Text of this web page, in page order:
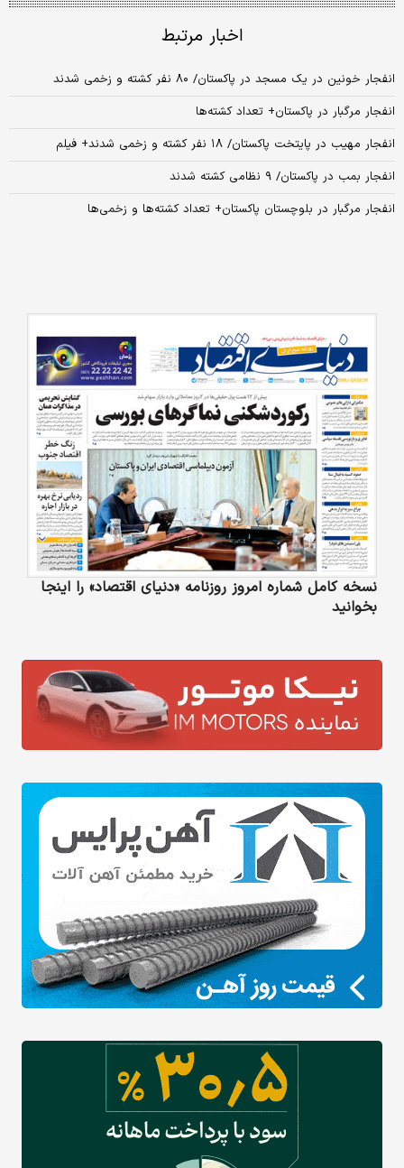
اخبار مرتبط
انفجار خونین در یک مسجد در پاکستان/ ۸۰ نفر کشته و زخمی شدند
انفجار مرگبار در پاکستان+ تعداد کشته‌ها
انفجار مهیب در پایتخت پاکستان/ ۱۸ نفر کشته و زخمی شدند+ فیلم
انفجار بمب در پاکستان/ ۹ نظامی کشته شدند
انفجار مرگبار در بلوچستان پاکستان+ تعداد کشته‌ها و زخمی‌ها
نسخه کامل شماره امروز روزنامه «دنیای‌ اقتصاد» را اینجا
بخوانید